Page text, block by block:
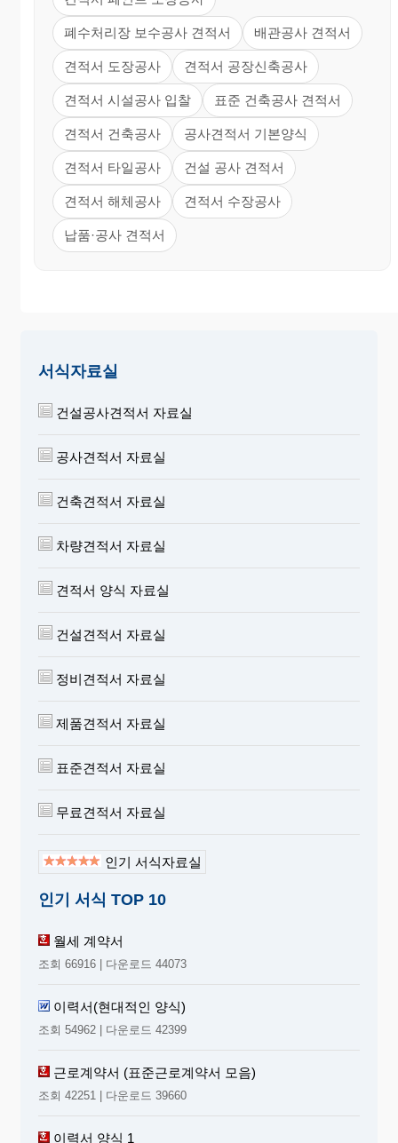
폐수처리장 보수공사 견적서 배관공사 견적서
견적서 도장공사 견적서 공장신축공사
견적서 시설공사 입찰 표준 건축공사 견적서
견적서 건축공사 공사견적서 기본양식
견적서 타일공사 건설 공사 견적서
견적서 해체공사 견적서 수장공사
납품·공사 견적서
서식자료실
건설공사견적서 자료실
공사견적서 자료실
건축견적서 자료실
차량견적서 자료실
견적서 양식 자료실
건설견적서 자료실
정비견적서 자료실
제품견적서 자료실
표준견적서 자료실
무료견적서 자료실
인기 서식자료실
인기 서식 TOP 10
월세 계약서
조회 66916 | 다운로드 44073
이력서(현대적인 양식)
조회 54962 | 다운로드 42399
근로계약서 (표준근로계약서 모음)
조회 42251 | 다운로드 39660
이력서 양식 1